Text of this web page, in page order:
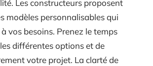
Les constructeurs proposent
modèles personnalisables qui
vos besoins. Prenez le temps
différentes options et de
votre projet. La clarté de